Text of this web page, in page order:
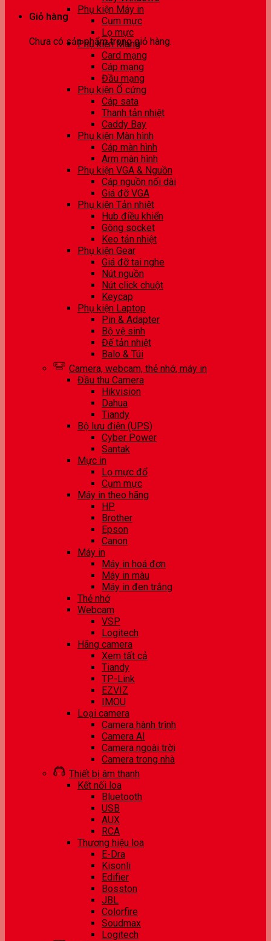
Giỏ hàng
Chưa có sản phẩm trong giỏ hàng.
Phụ kiện Máy in
Cụm mực
Lọ mực
Phụ kiện Mạng
Card mạng
Cáp mạng
Đầu mạng
Phụ kiện Ổ cứng
Cáp sata
Thanh tản nhiệt
Caddy Bay
Phụ kiện Màn hình
Cáp màn hình
Arm màn hình
Phụ kiện VGA & Nguồn
Cáp nguồn nối dài
Giá đỡ VGA
Phụ kiện Tản nhiệt
Hub điều khiển
Gông socket
Keo tản nhiệt
Phụ kiện Gear
Giá đỡ tai nghe
Nút nguồn
Nút click chuột
Keycap
Phụ kiện Laptop
Pin & Adapter
Bộ vệ sinh
Đế tản nhiệt
Balo & Túi
Camera, webcam, thẻ nhớ, máy in
Đầu thu Camera
Hikvision
Dahua
Tiandy
Bộ lưu điện (UPS)
Cyber Power
Santak
Mực in
Lọ mực đổ
Cụm mực
Máy in theo hãng
HP
Brother
Epson
Canon
Máy in
Máy in hoá đơn
Máy in màu
Máy in đen trắng
Thẻ nhớ
Webcam
VSP
Logitech
Hãng camera
Xem tất cả
Tiandy
TP-Link
EZVIZ
IMOU
Loại camera
Camera hành trình
Camera AI
Camera ngoài trời
Camera trong nhà
Thiết bị âm thanh
Kết nối loa
Bluetooth
USB
AUX
RCA
Thương hiệu loa
E-Dra
Kisonli
Edifier
Bosston
JBL
Colorfire
Soudmax
Logitech